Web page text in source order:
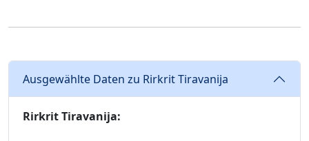
Ausgewählte Daten zu Rirkrit Tiravanija
Rirkrit Tiravanija: